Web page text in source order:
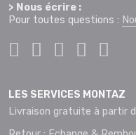
> Nous écrire :
Pour toutes questions :
LES SERVICES MONTAZ
Livraison gratuite à partir